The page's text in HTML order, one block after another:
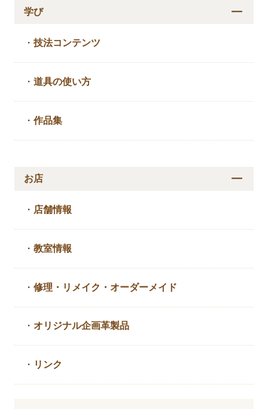
学び
・技法コンテンツ
・道具の使い方
・作品集
お店
・ 店舗情報
・教室情報
・修理・リメイク・ オーダーメイド
・ オリジナル企画革製品
・ リンク